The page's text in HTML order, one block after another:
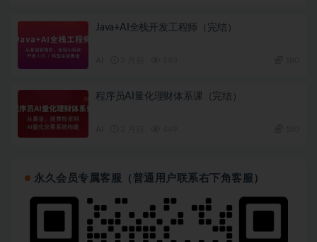
Java+AI全栈开发工程师（完结）
程序员AI量化理财体系课（完结）
永久会员专属客服（普通用户联系右下角客服）